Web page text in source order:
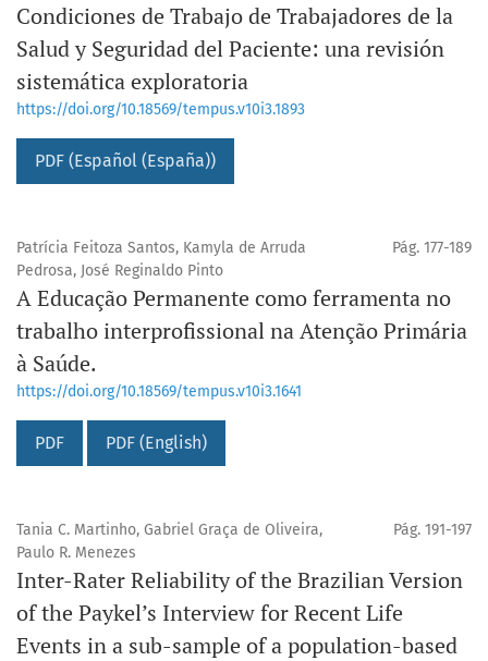
Condiciones de Trabajo de Trabajadores de la
Salud y Seguridad del Paciente: una revisión
sistemática exploratoria
https://doi.org/10.18569/tempus.v10i3.1893
PDF (Español (España))
Patrícia Feitoza Santos, Kamyla de Arruda
Pedrosa, José Reginaldo Pinto
Pág. 177-189
A Educação Permanente como ferramenta no
trabalho interprofissional na Atenção Primária
à Saúde.
https://doi.org/10.18569/tempus.v10i3.1641
PDF PDF (English)
Tania C. Martinho, Gabriel Graça de Oliveira,
Paulo R. Menezes
Pág. 191-197
Inter-Rater Reliability of the Brazilian Version
of the Paykel’s Interview for Recent Life
Events in a sub-sample of a population-based